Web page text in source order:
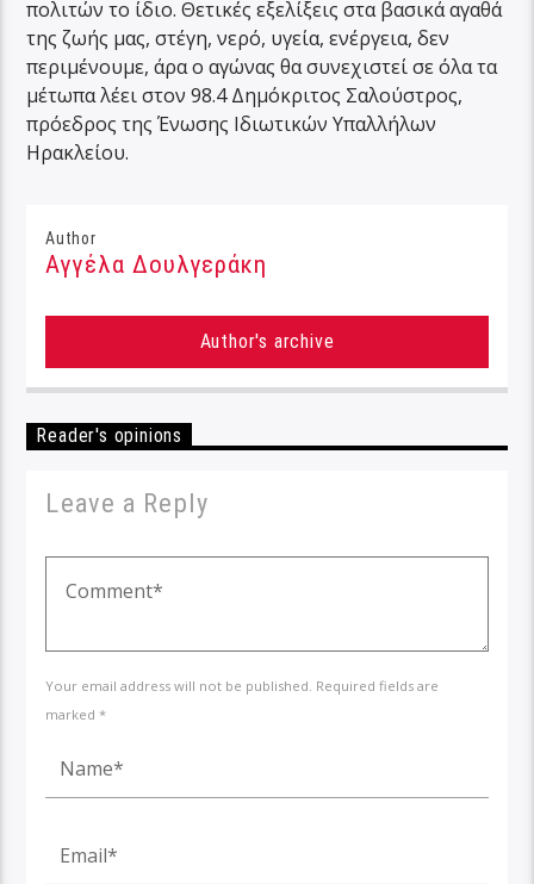
πολιτών το ίδιο. Θετικές εξελίξεις στα βασικά αγαθά
της ζωής μας, στέγη, νερό, υγεία, ενέργεια, δεν
περιμένουμε, άρα ο αγώνας θα συνεχιστεί σε όλα τα
μέτωπα λέει στον 98.4 Δημόκριτος Σαλούστρος,
πρόεδρος της Ένωσης Ιδιωτικών Υπαλλήλων
Ηρακλείου.
Author
Αγγέλα Δουλγεράκη
Author's archive
Reader's opinions
Leave a Reply
Your email address will not be published. Required fields are
marked *